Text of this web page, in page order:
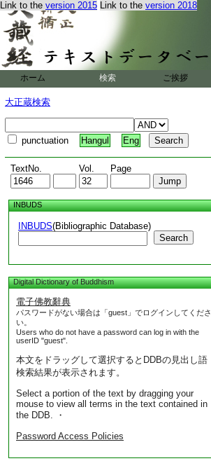
Link to the version 2015 Link to the version 2018
ホーム 検索 ご挨拶
大正蔵検索
punctuation Hangul Eng
TextNo. Vol. Page
INBUDS
INBUDS(Bibliographic Database)
Search
Digital Dictionary of Buddhism
電子佛教辭典
パスワードがない場合は「guest」でログインしてくださ
い。
Users who do not have a password can log in with the
userID "guest".
本文をドラッグして選択するとDDBの見出し語
検索結果が表示されます。
Select a portion of the text by dragging your
mouse to view all terms in the text contained in
the DDB. ・
Password Access Policies